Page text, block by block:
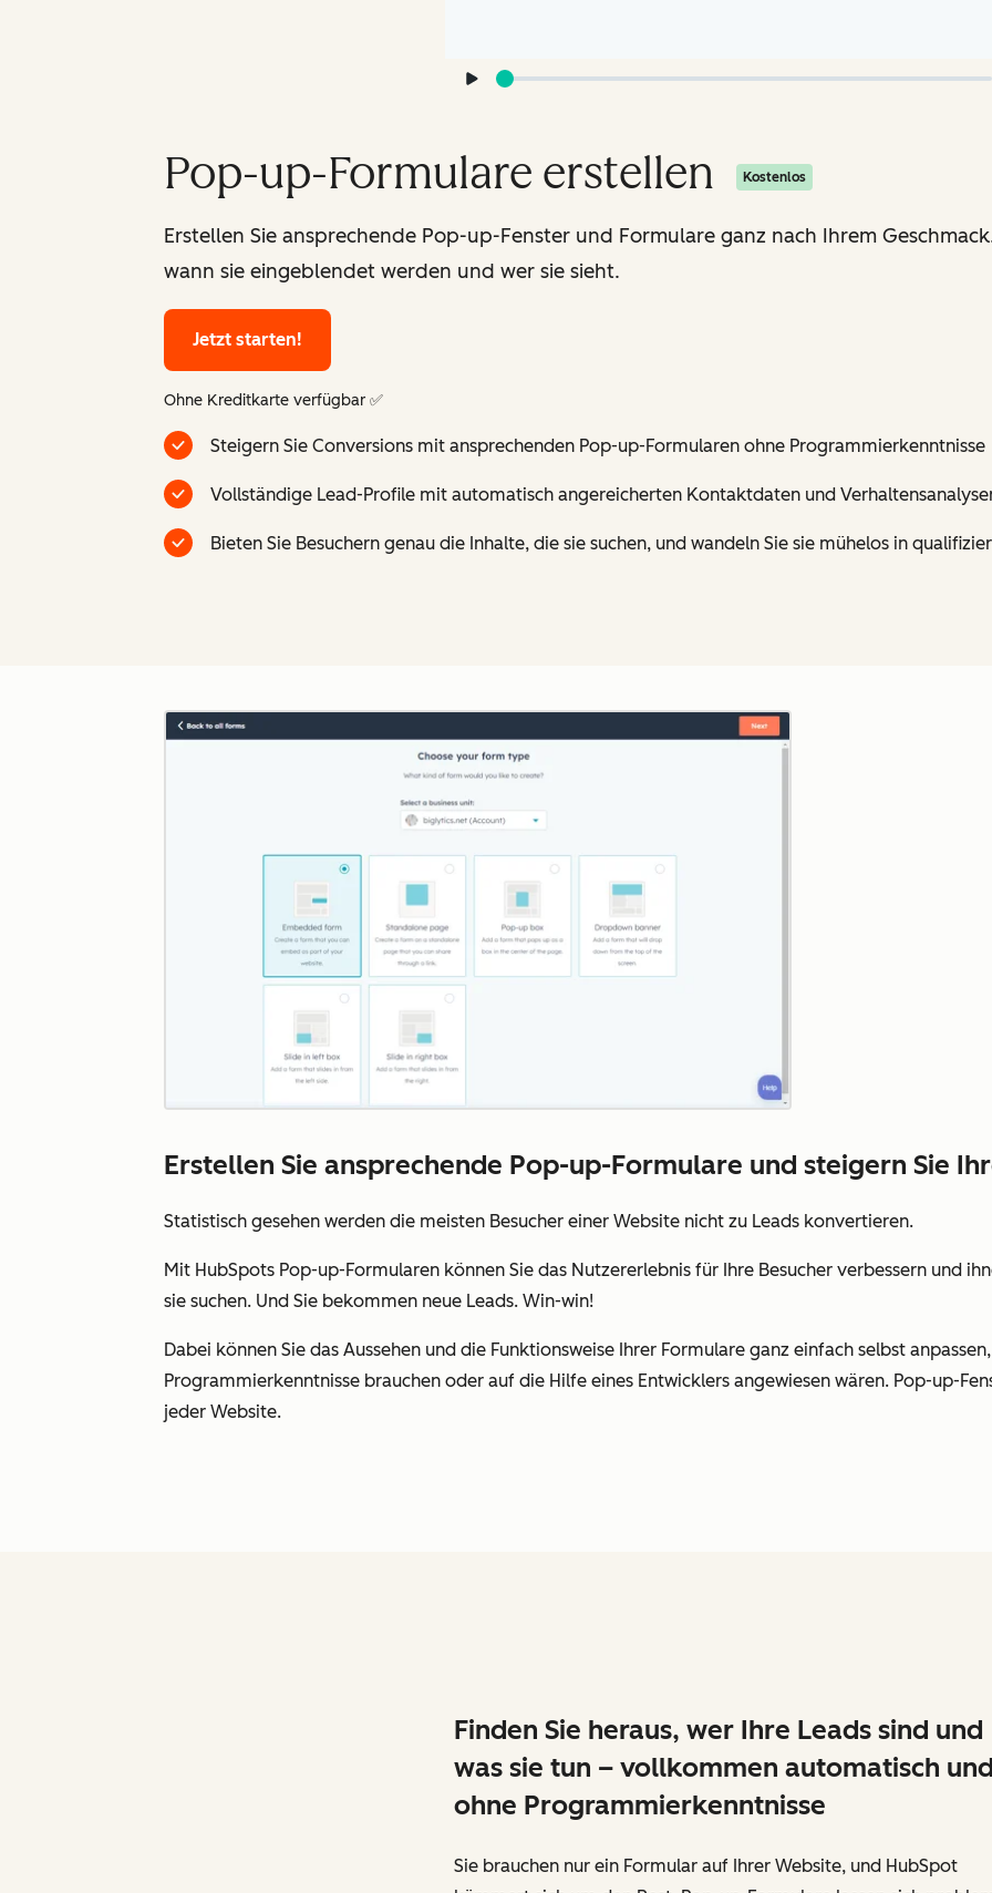
Pop-up-Formulare erstellen Kostenlos
Erstellen Sie ansprechende Pop-up-Fenster und Formulare ganz nach Ihrem
wann sie eingeblendet werden und wer sie sieht.
Jetzt starten!
Ohne Kreditkarte verfügbar ✅
Steigern Sie Conversions mit ansprechenden Pop-up-Formularen ohne Programmierkenntnisse
Vollständige Lead-Profile mit automatisch angereicherten Kontaktdaten und
Bieten Sie Besuchern genau die Inhalte, die sie suchen, und wandeln Sie sie mühelos in
Erstellen Sie ansprechende Pop-up-Formulare und steigern Sie
Statistisch gesehen werden die meisten Besucher einer Website nicht zu Leads konvertieren.
Mit HubSpots Pop-up-Formularen können Sie das Nutzererlebnis für Ihre Besucher verbessern und
sie suchen. Und Sie bekommen neue Leads. Win-win!
Dabei können Sie das Aussehen und die Funktionsweise Ihrer Formulare ganz einfach selbst
Programmierkenntnisse brauchen oder auf die Hilfe eines Entwicklers angewiesen wären. Pop-up-
jeder Website.
Finden Sie heraus, wer Ihre Leads sind und
was sie tun – vollkommen automatisch und
ohne Programmierkenntnisse
Sie brauchen nur ein Formular auf Ihrer Website, und HubSpot